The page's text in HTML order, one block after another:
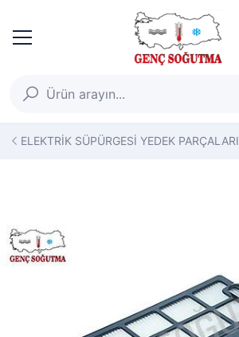
ELEKTRİK SÜPÜRGESİ YEDEK PARÇALARI